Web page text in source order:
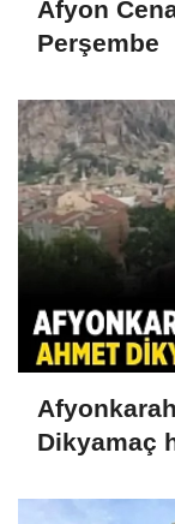
Afyon
Perşembe
Dikyamaç